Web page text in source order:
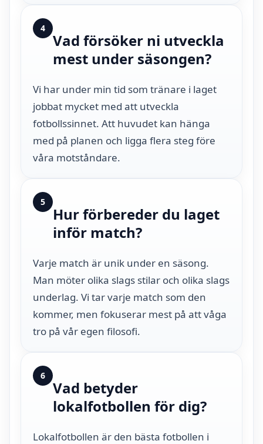
4
Vad försöker ni utveckla
mest under säsongen?
Vi har under min tid som tränare i laget
jobbat mycket med att utveckla
fotbollssinnet. Att huvudet kan hänga
med på planen och ligga flera steg före
våra motståndare.
5
Hur förbereder du laget
inför match?
Varje match är unik under en säsong.
Man möter olika slags stilar och olika slags
underlag. Vi tar varje match som den
kommer, men fokuserar mest på att våga
tro på vår egen filosofi.
6
Vad betyder
lokalfotbollen för dig?
Lokalfotbollen är den bästa fotbollen i